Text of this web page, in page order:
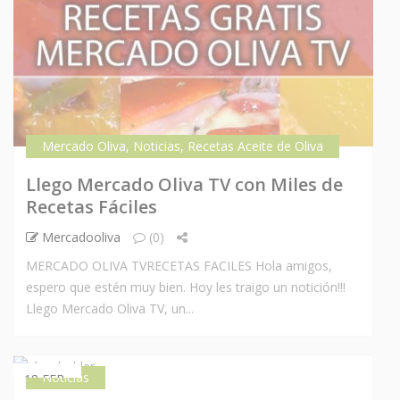
Mercado Oliva, Noticias, Recetas Aceite de Oliva
Llego Mercado Oliva TV con Miles de
Recetas Fáciles
Mercadooliva
(0)
MERCADO OLIVA TVRECETAS FACILES Hola amigos,
espero que estén muy bien. Hoy les traigo un notición!!!
Llego Mercado Oliva TV, un...
18 FEB
Noticias